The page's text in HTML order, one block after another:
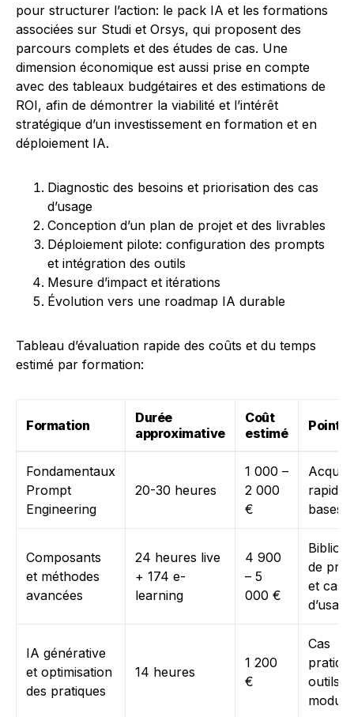
pour structurer l’action: le pack IA et les formations
associées sur Studi et Orsys, qui proposent des
parcours complets et des études de cas. Une
dimension économique est aussi prise en compte
avec des tableaux budgétaires et des estimations de
ROI, afin de démontrer la viabilité et l’intérêt
stratégique d’un investissement en formation et en
déploiement IA.
Diagnostic des besoins et priorisation des cas
d’usage
Conception d’un plan de projet et des livrables
Déploiement pilote: configuration des prompts
et intégration des outils
Mesure d’impact et itérations
Évolution vers une roadmap IA durable
Tableau d’évaluation rapide des coûts et du temps
estimé par formation:
Formation
Durée
approximative
Coût
estimé
Point
Fondamentaux
Prompt
Engineering
20-30 heures
1 000 –
2 000
€
rapide
bases
Composants
et méthodes
avancées
24 heures live
+ 174 e-
learning
4 900
– 5
000 €
de
et cas
d’usage
IA générative
et optimisation
des pratiques
14 heures
1 200
€
Cas
outils